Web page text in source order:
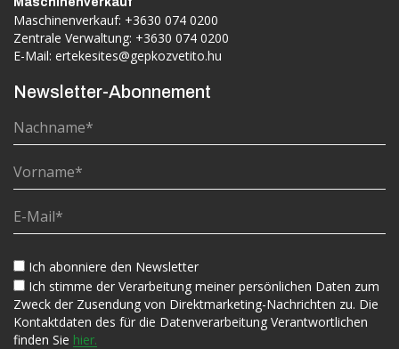
Maschinenverkauf: +3630 074 0200
Zentrale Verwaltung: +3630 074 0200
E-Mail: ertekesites@gepkozvetito.hu
Newsletter-Abonnement
Ich abonniere den Newsletter
Ich stimme der Verarbeitung meiner persönlichen Daten zum
Zweck der Zusendung von Direktmarketing-Nachrichten zu. Die
Kontaktdaten des für die Datenverarbeitung Verantwortlichen
finden Sie hier.